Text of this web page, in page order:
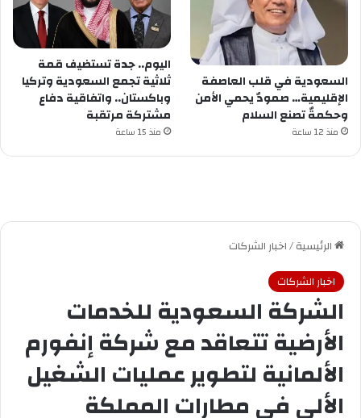
السعودية في قلب العاصفة
الإقليمية… صمودٌ يحمي الأمن
وحكمةٌ تصنع السلام
منذ 12 ساعة
اليوم.. جدة تستضيف قمة
ثلاثية تجمع السعودية وتركيا
وباكستان.. واتفاقية دفاع
مشتركة مرتقبة
منذ 15 ساعة